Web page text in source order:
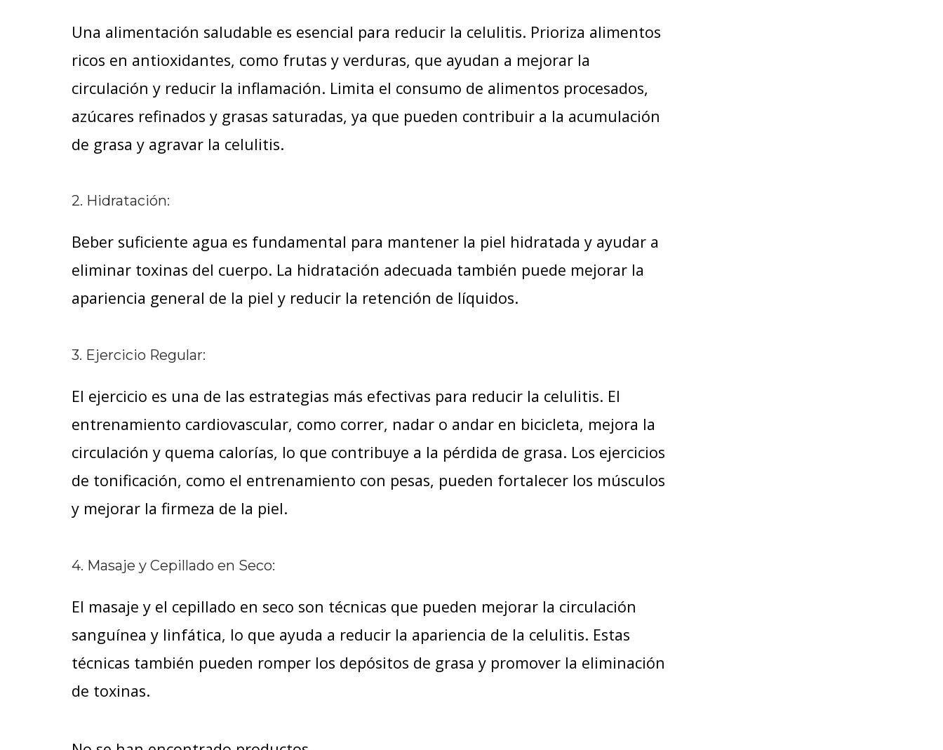
Una alimentación saludable es esencial para reducir la celulitis. Prioriza alimentos
ricos en antioxidantes, como frutas y verduras, que ayudan a mejorar la
circulación y reducir la inflamación. Limita el consumo de alimentos procesados,
azúcares refinados y grasas saturadas, ya que pueden contribuir a la acumulación
de grasa y agravar la celulitis.
2. Hidratación:
Beber suficiente agua es fundamental para mantener la piel hidratada y ayudar a
eliminar toxinas del cuerpo. La hidratación adecuada también puede mejorar la
apariencia general de la piel y reducir la retención de líquidos.
3. Ejercicio Regular:
El ejercicio es una de las estrategias más efectivas para reducir la celulitis. El
entrenamiento cardiovascular, como correr, nadar o andar en bicicleta, mejora la
circulación y quema calorías, lo que contribuye a la pérdida de grasa. Los ejercicios
de tonificación, como el entrenamiento con pesas, pueden fortalecer los músculos
y mejorar la firmeza de la piel.
4. Masaje y Cepillado en Seco:
El masaje y el cepillado en seco son técnicas que pueden mejorar la circulación
sanguínea y linfática, lo que ayuda a reducir la apariencia de la celulitis. Estas
técnicas también pueden romper los depósitos de grasa y promover la eliminación
de toxinas.